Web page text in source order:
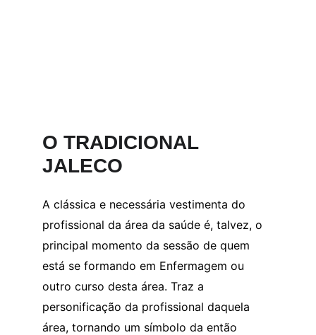
O TRADICIONAL
JALECO
A clássica e necessária vestimenta do
profissional da área da saúde é, talvez, o
principal momento da sessão de quem
está se formando em Enfermagem ou
outro curso desta área. Traz a
personificação da profissional daquela
área, tornando um símbolo da então